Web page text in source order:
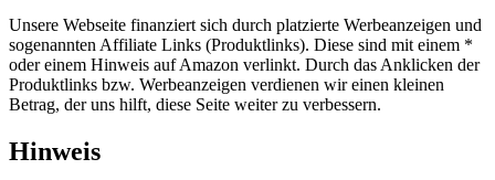
Unsere Webseite finanziert sich durch platzierte Werbeanzeigen und
sogenannten Affiliate Links (Produktlinks). Diese sind mit einem *
oder einem Hinweis auf Amazon verlinkt. Durch das Anklicken der
Produktlinks bzw. Werbeanzeigen verdienen wir einen kleinen
Betrag, der uns hilft, diese Seite weiter zu verbessern.
Hinweis